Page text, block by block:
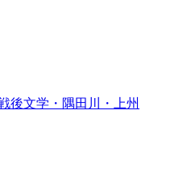
後文学・隅田川・上州